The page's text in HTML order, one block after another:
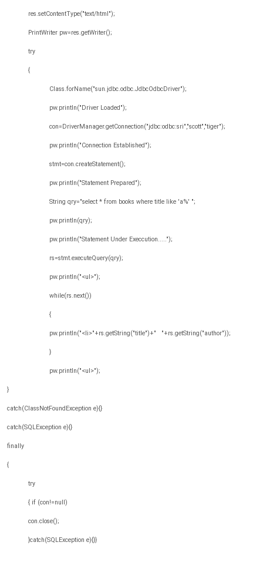
res.setContentType("text/html");
PrintWriter pw=res.getWriter();
try
{
Class.forName("sun.jdbc.odbc.JdbcOdbcDriver");
pw.println("Driver Loaded");
con=DriverManager.getConnection("jdbc:odbc:sri","scott","tiger");
pw.println("Connection Established");
stmt=con.createStatement();
pw.println("Statement Prepared");
String qry="select * from books where title like 'a%' ";
pw.println(qry);
pw.println("Statement Under Execcution.....");
rs=stmt.executeQuery(qry);
pw.println("<ul>");
while(rs.next())
{
pw.println("<li>"+rs.getString("title")+" "+rs.getString("author"));
}
pw.println("<ul>");
}
catch(ClassNotFoundException e){}
catch(SQLException e){}
finally
{
try
{ if (con!=null)
con.close();
}catch(SQLException e){}}